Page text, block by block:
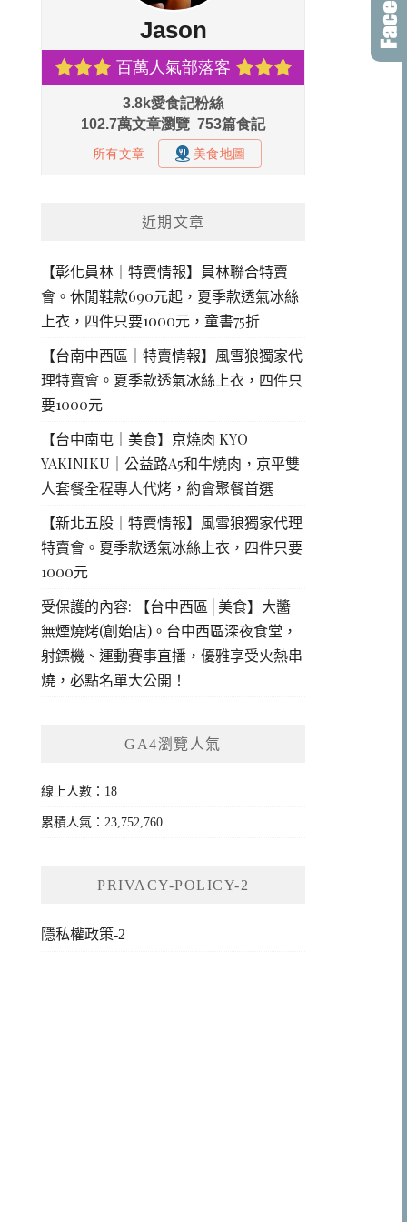
近期文章
【彰化員林｜特賣情報】員林聯合特賣
會。休閒鞋款690元起，夏季款透氣冰絲
上衣，四件只要1000元，童書75折
【台南中西區｜特賣情報】風雪狼獨家代
理特賣會。夏季款透氣冰絲上衣，四件只
要1000元
【台中南屯｜美食】京燒肉 KYO
YAKINIKU｜公益路A5和牛燒肉，京平雙
人套餐全程專人代烤，約會聚餐首選
【新北五股｜特賣情報】風雪狼獨家代理
特賣會。夏季款透氣冰絲上衣，四件只要
1000元
受保護的內容: 【台中西區│美食】大醬
無煙燒烤(創始店)。台中西區深夜食堂，
射鏢機、運動賽事直播，優雅享受火熱串
燒，必點名單大公開！
GA4瀏覽人氣
線上人數：18
累積人氣：23,752,760
PRIVACY-POLICY-2
隱私權政策-2